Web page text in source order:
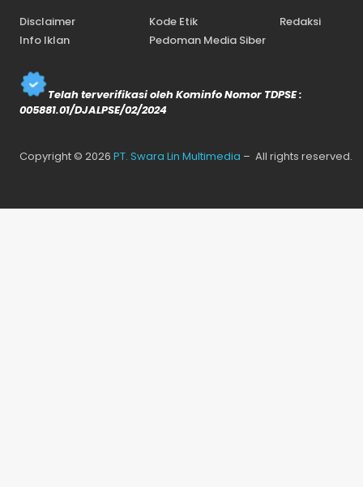
Disclaimer Kode Etik
Redaksi
Info Iklan
Pedoman Media Siber
Telah terverifikasi oleh Kominfo Nomor TDPSE :
005881.01/DJALPSE/02/2024
Copyright © 2026 PT. Swara Lin Multimedia – All rights reserved.